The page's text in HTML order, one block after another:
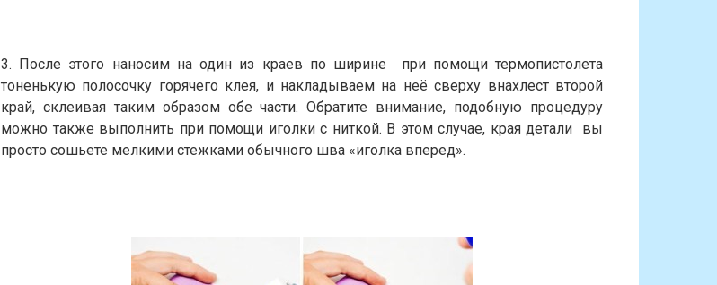
3. После этого наносим на один из краев по ширине при помощи термопистолета
тоненькую полосочку горячего клея, и накладываем на неё сверху внахлест второй
край, склеивая таким образом обе части. Обратите внимание, подобную процедуру
можно также выполнить при помощи иголки с ниткой. В этом случае, края детали вы
просто сошьете мелкими стежками обычного шва «иголка вперед».